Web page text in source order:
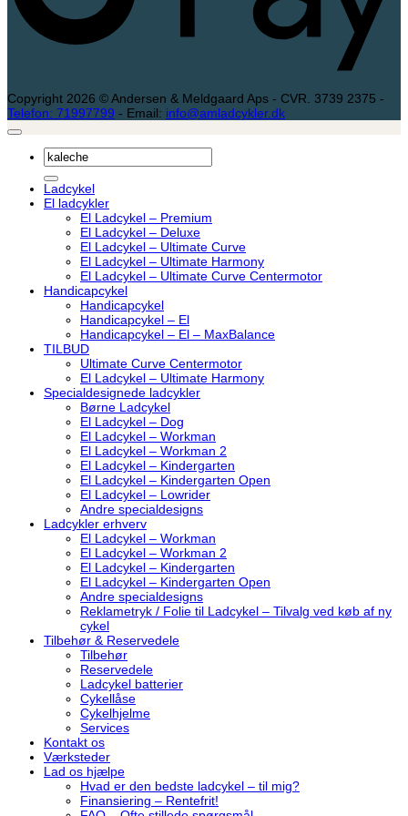
Copyright 2026 © Andersen & Meldgaard Aps - CVR. 3739 2375 -
Telefon: 71997799 - Email: info@amladcykler.dk
Søg
efter:
Ladcykel
El ladcykler
El Ladcykel – Premium
El Ladcykel – Deluxe
El Ladcykel – Ultimate Curve
El Ladcykel – Ultimate Harmony
El Ladcykel – Ultimate Curve Centermotor
Handicapcykel
Handicapcykel
Handicapcykel – El
Handicapcykel – El – MaxBalance
TILBUD
Ultimate Curve Centermotor
El Ladcykel – Ultimate Harmony
Specialdesignede ladcykler
Børne Ladcykel
El Ladcykel – Dog
El Ladcykel – Workman
El Ladcykel – Workman 2
El Ladcykel – Kindergarten
El Ladcykel – Kindergarten Open
El Ladcykel – Lowrider
Andre specialdesigns
Ladcykler erhverv
El Ladcykel – Workman
El Ladcykel – Workman 2
El Ladcykel – Kindergarten
El Ladcykel – Kindergarten Open
Andre specialdesigns
Reklametryk / Folie til Ladcykel – Tilvalg ved køb af ny
cykel
Tilbehør & Reservedele
Tilbehør
Reservedele
Ladcykel batterier
Cykellåse
Cykelhjelme
Services
Kontakt os
Værksteder
Lad os hjælpe
Hvad er den bedste ladcykel – til mig?
Finansiering – Rentefrit!